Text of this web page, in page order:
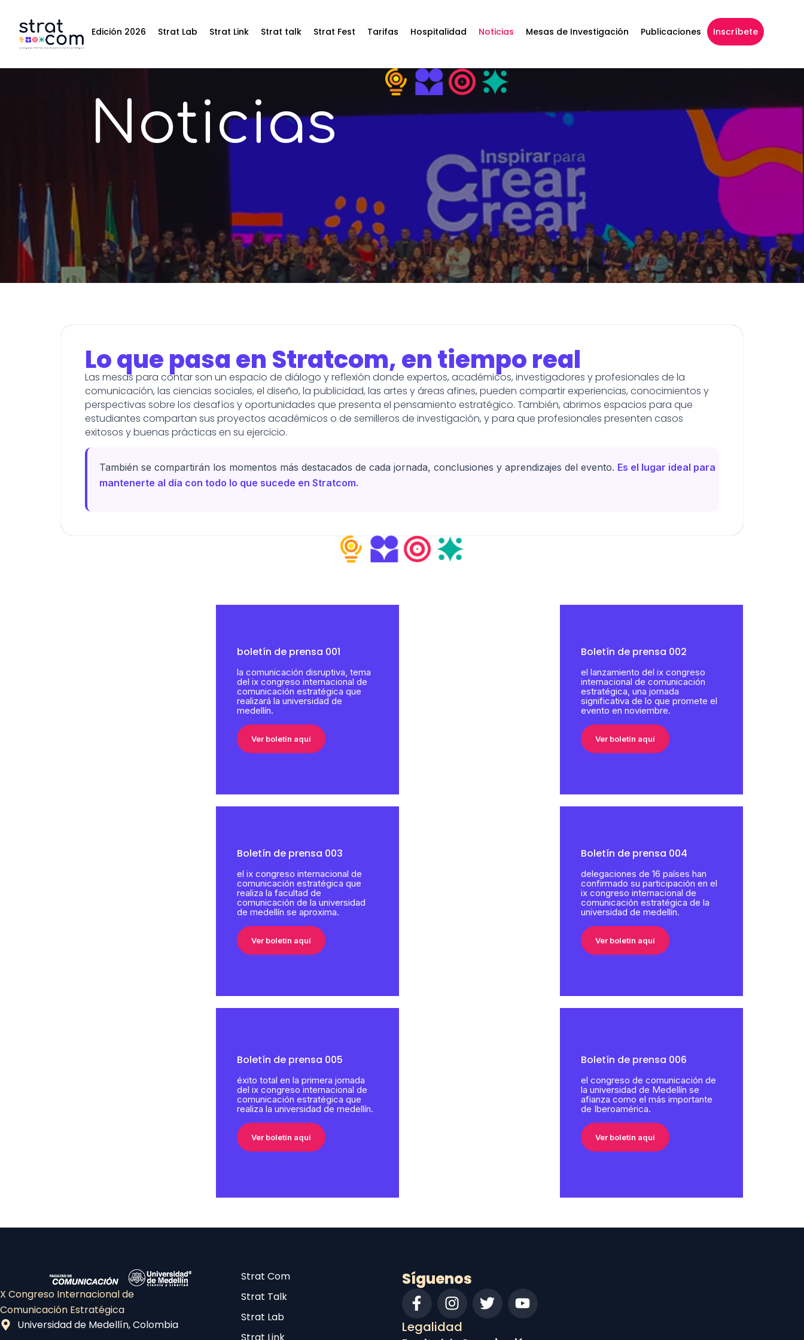
Edición 2026 Strat Lab Strat Link Strat talk Strat Fest Tarifas Hospitalidad Noticias Mesas de Investigación Publicaciones Inscríbete
Noticias
Lo que pasa en Stratcom, en tiempo real
Las mesas para contar son un espacio de diálogo y reflexión donde expertos, académicos, investigadores y profesionales de la
comunicación, las ciencias sociales, el diseño, la publicidad, las artes y áreas afines, pueden compartir experiencias, conocimientos y
perspectivas sobre los desafíos y oportunidades que presenta el pensamiento estratégico. También, abrimos espacios para que
estudiantes compartan sus proyectos académicos o de semilleros de investigación, y para que profesionales presenten casos
exitosos y buenas prácticas en su ejercicio.
También se compartirán los momentos más destacados de cada jornada, conclusiones y aprendizajes del evento. Es el lugar ideal para
mantenerte al día con todo lo que sucede en Stratcom.
boletín de prensa 001
la comunicación disruptiva, tema
del ix congreso internacional de
comunicación estratégica que
realizará la universidad de
medellín.
Ver boletín aquí
Boletín de prensa 002
el lanzamiento del ix congreso
internacional de comunicación
estratégica, una jornada
significativa de lo que promete el
evento en noviembre.
Ver boletín aquí
Boletín de prensa 003
el ix congreso internacional de
comunicación estratégica que
realiza la facultad de
comunicación de la universidad
de medellín se aproxima.
Ver boletín aquí
Boletín de prensa 004
delegaciones de 16 países han
confirmado su participación en el
ix congreso internacional de
comunicación estratégica de la
universidad de medellín.
Ver boletín aquí
Boletín de prensa 005
éxito total en la primera jornada
del ix congreso internacional de
comunicación estratégica que
realiza la universidad de medellín.
Ver boletín aquí
Boletín de prensa 006
el congreso de comunicación de
la universidad de Medellín se
afianza como el más importante
de Iberoamérica.
Ver boletín aquí
X Congreso Internacional de
Comunicación Estratégica
Universidad de Medellín, Colombia
Strat Com
Strat Talk
Strat Lab
Strat Link
Síguenos
Legalidad